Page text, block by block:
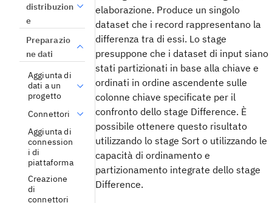
distribuzion
e
Preparazio
ne dati
Aggiunta di
dati a un
progetto
Connettori
Aggiunta di
connession
i di
piattaforma
Creazione
di
connettori
elaborazione. Produce un singolo
dataset che i record rappresentano la
differenza tra di essi. Lo stage
presuppone che i dataset di input siano
stati partizionati in base alla chiave e
ordinati in ordine ascendente sulle
colonne chiave specificate per il
confronto dello stage Difference. È
possibile ottenere questo risultato
utilizzando lo stage Sort o utilizzando le
capacità di ordinamento e
partizionamento integrate dello stage
Difference.